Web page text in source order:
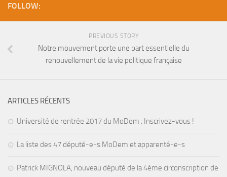
FOLLOW:
PREVIOUS STORY
Notre mouvement porte une part essentielle du
renouvellement de la vie politique française
ARTICLES RÉCENTS
Université de rentrée 2017 du MoDem : Inscrivez-vous !
La liste des 47 député-e-s MoDem et apparenté-e-s
Patrick MIGNOLA, nouveau député de la 4ème circonscription de